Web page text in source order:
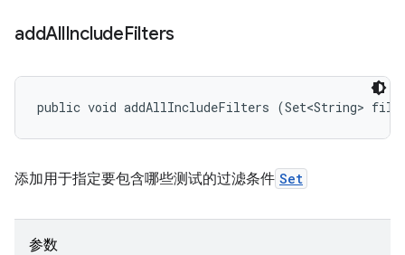
addAllIncludeFilters
public void addAllIncludeFilters (Set<String>
添加用于指定要包含哪些测试的过滤条件 Set
参数